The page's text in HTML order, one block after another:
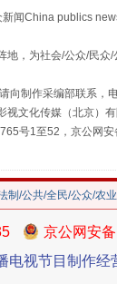
宝鉴定乱象
闻China publics
，为社会/公众/民
向制作采编部联系
视文化传媒（北京）
号1至52，京公网
制/公共/全民/公众/农
京公网安
电视节目制作